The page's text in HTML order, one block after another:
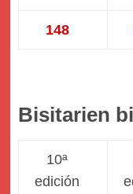
148
Bisitarien
10ª
edición